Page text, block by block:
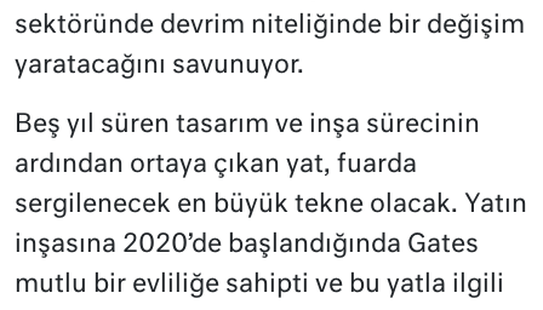
sektöründe devrim niteliğinde bir değişim
yaratacağını savunuyor.
Beş yıl süren tasarım ve inşa sürecinin
ardından ortaya çıkan yat, fuarda
sergilenecek en büyük tekne olacak. Yatın
inşasına 2020’de başlandığında Gates
mutlu bir evliliğe sahipti ve bu yatla ilgili